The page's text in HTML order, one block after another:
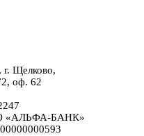
Щелково,
оф. 62
«АЛЬФА-БАНК»